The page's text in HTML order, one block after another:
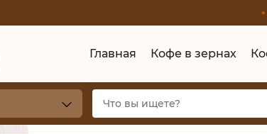
Главная Кофе в зернах